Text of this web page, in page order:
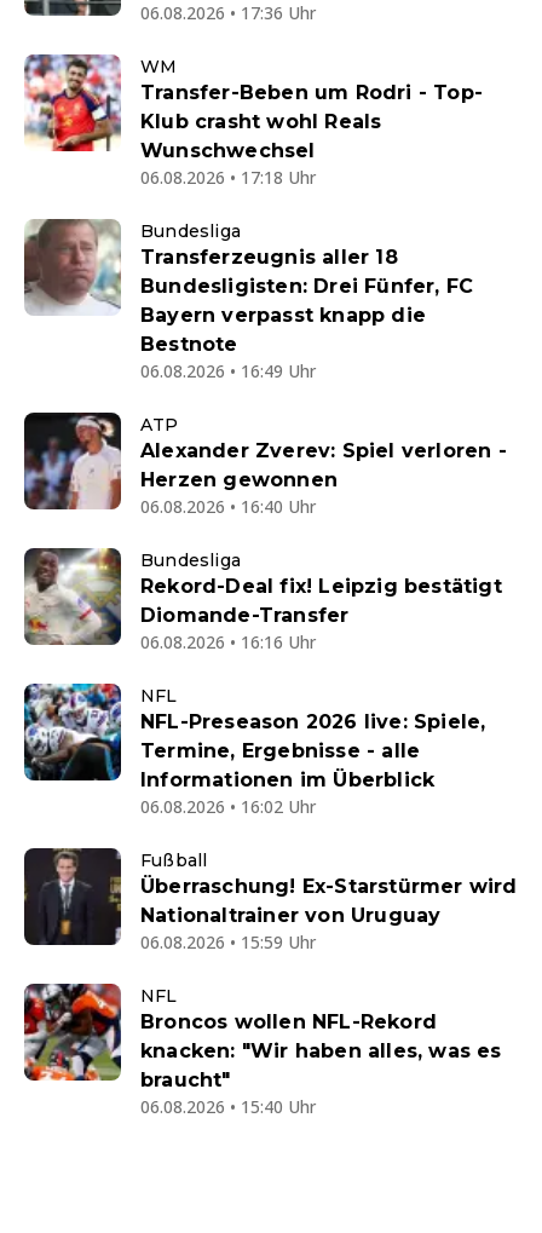
06.08.2026 • 17:36 Uhr
WM
Transfer-Beben um Rodri - Top-
Klub crasht wohl Reals
Wunschwechsel
06.08.2026 • 17:18 Uhr
Bundesliga
Transferzeugnis aller 18
Bundesligisten: Drei Fünfer, FC
Bayern verpasst knapp die
Bestnote
06.08.2026 • 16:49 Uhr
ATP
Alexander Zverev: Spiel verloren -
Herzen gewonnen
06.08.2026 • 16:40 Uhr
Bundesliga
Rekord-Deal fix! Leipzig bestätigt
Diomande-Transfer
06.08.2026 • 16:16 Uhr
NFL
NFL-Preseason 2026 live: Spiele,
Termine, Ergebnisse - alle
Informationen im Überblick
06.08.2026 • 16:02 Uhr
Fußball
Überraschung! Ex-Starstürmer wird
Nationaltrainer von Uruguay
06.08.2026 • 15:59 Uhr
NFL
Broncos wollen NFL-Rekord
knacken: "Wir haben alles, was es
braucht"
06.08.2026 • 15:40 Uhr